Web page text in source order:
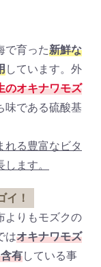
で育った新鮮な
しています。外
のオキナワモズ
味である硫酸基
れる豊富なビタ
ます。
イ！
よりもモズクの
はオキナワモズ
有している事